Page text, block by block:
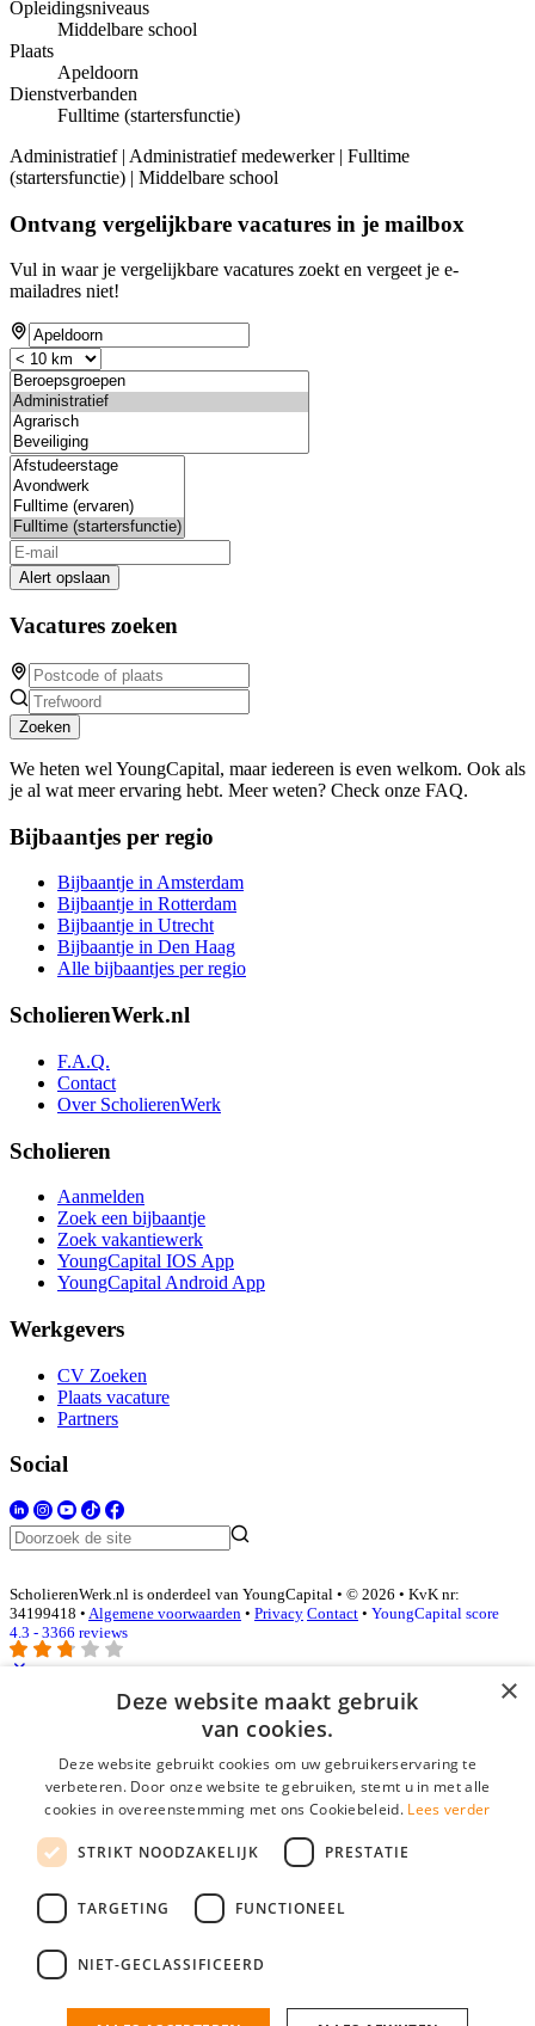
Opleidingsniveaus
Middelbare school
Plaats
Apeldoorn
Dienstverbanden
Fulltime (startersfunctie)
Administratief | Administratief medewerker | Fulltime
(startersfunctie) | Middelbare school
Ontvang vergelijkbare vacatures in je mailbox
Vul in waar je vergelijkbare vacatures zoekt en vergeet je e-
mailadres niet!
Alert opslaan
Vacatures zoeken
Zoeken
We heten wel YoungCapital, maar iedereen is even welkom. Ook als
je al wat meer ervaring hebt. Meer weten? Check onze FAQ.
Bijbaantjes per regio
Bijbaantje in Amsterdam
Bijbaantje in Rotterdam
Bijbaantje in Utrecht
Bijbaantje in Den Haag
Alle bijbaantjes per regio
ScholierenWerk.nl
F.A.Q.
Contact
Over ScholierenWerk
Scholieren
Aanmelden
Zoek een bijbaantje
Zoek vakantiewerk
YoungCapital IOS App
YoungCapital Android App
Werkgevers
CV Zoeken
Plaats vacature
Partners
Social
ScholierenWerk.nl is onderdeel van YoungCapital • © 2026 • KvK nr:
34199418 • Algemene voorwaarden • Privacy Contact • YoungCapital score
4.3 - 3366 reviews
Inloggen als bedrijf
E-mail*
Wachtwoord
login gegevens onthouden
login
Bedrijf aanmelden
nieuwe collega/werknemer zo gevonden!
×
Deze website maakt gebruik
van cookies.
Deze website gebruikt cookies om uw gebruikerservaring te
verbeteren. Door onze website te gebruiken, stemt u in met alle
cookies in overeenstemming met ons Cookiebeleid. Lees verder
STRIKT NOODZAKELIJK PRESTATIE
TARGETING FUNCTIONEEL
NIET-GECLASSIFICEERD